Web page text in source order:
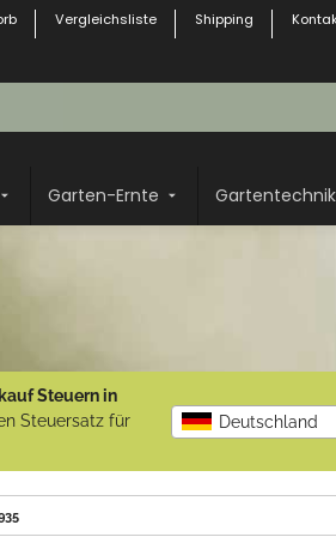
Vergleichsliste Shipping
Garten-Ernte Gartentechnik
Steuern in
Steuersatz für
Deutschland